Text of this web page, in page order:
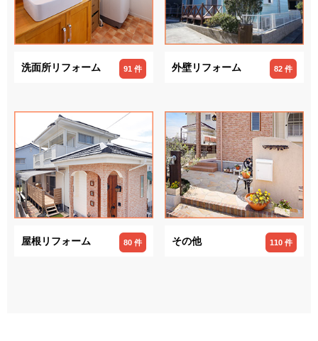
洗面所リフォーム 91 件 外壁リフォーム 82 件
屋根リフォーム 80 件 その他 110 件